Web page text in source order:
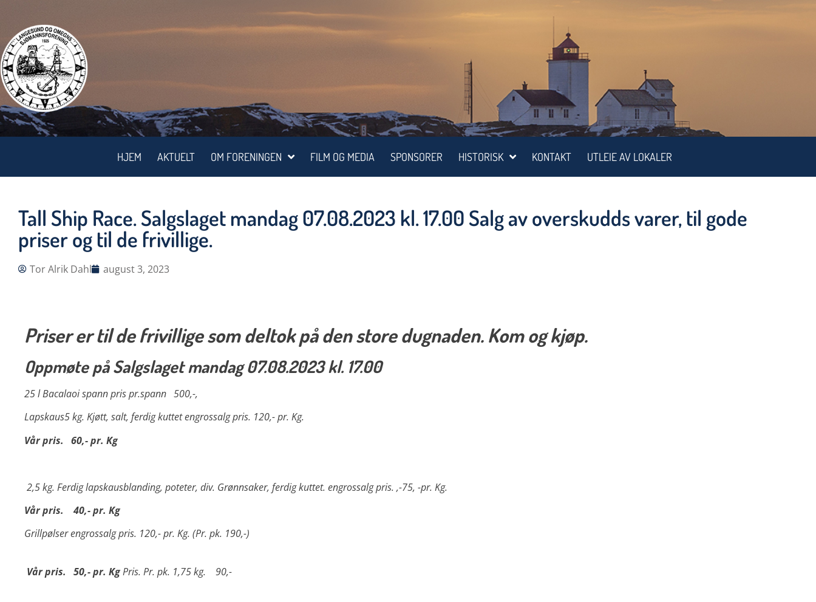
HJEM AKTUELT OM FORENINGEN FILM OG MEDIA SPONSORER HISTORISK KONTAKT UTLEIE AV LOKALER
Tall Ship Race. Salgslaget mandag 07.08.2023 kl. 17.00 Salg av overskudds varer, til gode
priser og til de frivillige.
Tor Alrik Dahl august 3, 2023
Priser er til de frivillige som deltok på den store dugnaden. Kom og kjøp.
Oppmøte på Salgslaget mandag 07.08.2023 kl. 17.00
25 l Bacalaoi spann pris pr.spann 500,-,
Lapskaus5 kg. Kjøtt, salt, ferdig kuttetengrossalg pris. 120,- pr. Kg.
Vår pris.
60,- pr. Kg
2,5 kg. Ferdig lapskausblanding, poteter, div. Grønnsaker, ferdig kuttet. engrossalg pris. ,-75, -pr. Kg.
Vår pris.
40,- pr. Kg
Grillpølserengrossalg pris. 120,- pr. Kg. (Pr. pk. 190,-)
Vår pris. 50,- pr. KgPris. Pr. pk. 1,75 kg. 90,-